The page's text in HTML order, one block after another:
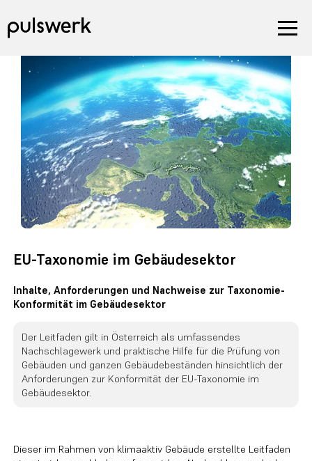
EU-Taxonomie im Gebäudesektor
Inhalte, Anforderungen und Nachweise zur Taxonomie-
Konformität im Gebäudesektor
Der Leitfaden gilt in Österreich als umfassendes
Nachschlagewerk und praktische Hilfe für die Prüfung von
Gebäuden und ganzen Gebäudebeständen hinsichtlich der
Anforderungen zur Konformität der EU-Taxonomie im
Gebäudesektor.
Dieser im Rahmen von klimaaktiv Gebäude erstellte Leitfaden